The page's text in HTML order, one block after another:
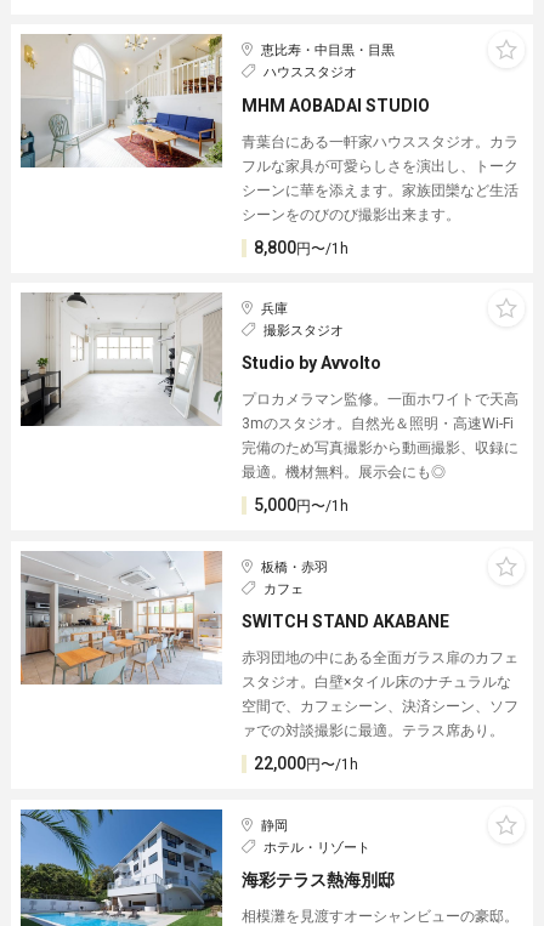
恵比寿・中目黒・目黒
ハウススタジオ
MHM AOBADAI STUDIO
青葉台にある一軒家ハウススタジオ。カラ
フルな家具が可愛らしさを演出し、トーク
シーンに華を添えます。家族団欒など生活
シーンをのびのび撮影出来ます。
8,800円〜/1h
兵庫
撮影スタジオ
Studio by Avvolto
プロカメラマン監修。一面ホワイトで天高
3mのスタジオ。自然光＆照明・高速Wi-Fi
完備のため写真撮影から動画撮影、収録に
最適。機材無料。展示会にも◎
5,000円〜/1h
板橋・赤羽
カフェ
SWITCH STAND AKABANE
赤羽団地の中にある全面ガラス扉のカフェ
スタジオ。白壁×タイル床のナチュラルな
空間で、カフェシーン、決済シーン、ソフ
ァでの対談撮影に最適。テラス席あり。
22,000円〜/1h
静岡
ホテル・リゾート
海彩テラス熱海別邸
相模灘を見渡すオーシャンビューの豪邸︎。